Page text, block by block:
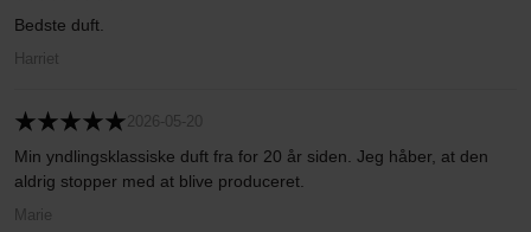
Bedste duft.
Harriet
2026-05-20
Min yndlingsklassiske duft fra for 20 år siden. Jeg håber, at den
aldrig stopper med at blive produceret.
Marie